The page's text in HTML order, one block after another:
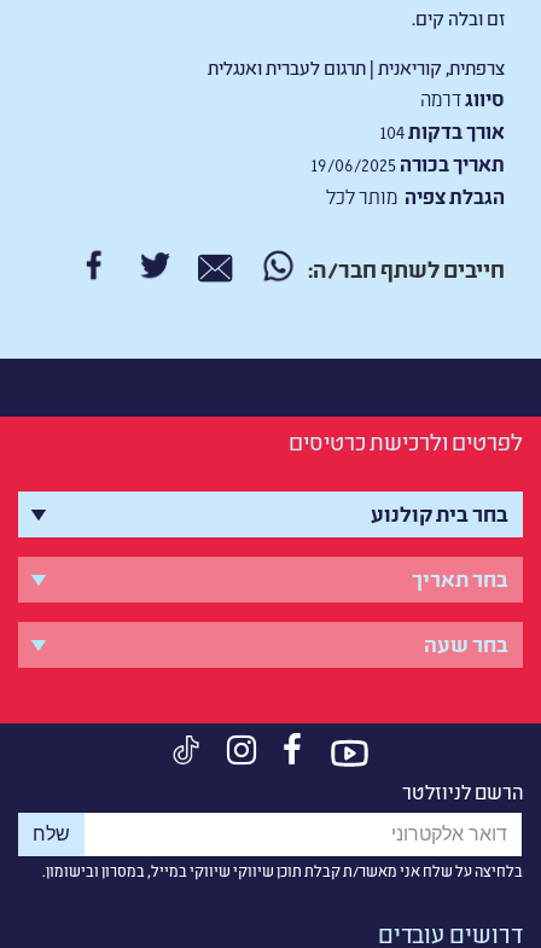
זם ובלה קים.
צרפתית, קוריאנית | תרגום לעברית ואנגלית
סיווגדרמה
אורך בדקות
תאריך בכורה
הגבלת צפיה מותר לכל
חייבים לשתף חבר/ה:
לפרטים ולרכישת כרטיסים
הרשם לניוזלטר
בלחיצה על שלח אני מאשר/ת קבלת תוכן שיווקי שיווקי במייל, במסרון ובישומון.
דרושים עובדים